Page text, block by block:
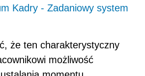
Kadry - Zadaniowy system
że ten charakterystyczny
możliwość